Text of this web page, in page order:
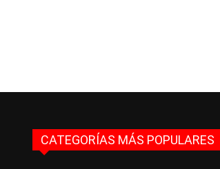
CATEGORÍAS MÁS POPULARES